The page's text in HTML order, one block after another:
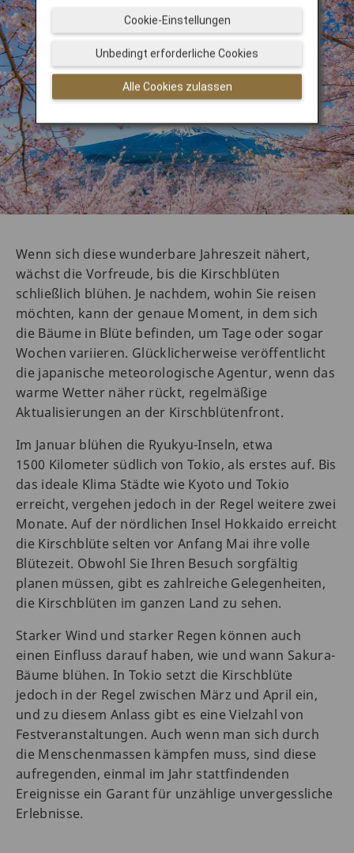
Wenn sich diese wunderbare Jahreszeit nähert,
wächst die Vorfreude, bis die Kirschblüten
schließlich blühen. Je nachdem, wohin Sie reisen
möchten, kann der genaue Moment, in dem sich
die Bäume in Blüte befinden, um Tage oder sogar
Wochen variieren. Glücklicherweise veröffentlicht
die japanische meteorologische Agentur, wenn das
warme Wetter näher rückt, regelmäßige
Aktualisierungen an der Kirschblütenfront.
Im Januar blühen die Ryukyu-Inseln, etwa
1500 Kilometer südlich von Tokio, als erstes auf. Bis
das ideale Klima Städte wie Kyoto und Tokio
erreicht, vergehen jedoch in der Regel weitere zwei
Monate. Auf der nördlichen Insel Hokkaido erreicht
die Kirschblüte selten vor Anfang Mai ihre volle
Blütezeit. Obwohl Sie Ihren Besuch sorgfältig
planen müssen, gibt es zahlreiche Gelegenheiten,
die Kirschblüten im ganzen Land zu sehen.
Starker Wind und starker Regen können auch
einen Einfluss darauf haben, wie und wann Sakura-
Bäume blühen. In Tokio setzt die Kirschblüte
jedoch in der Regel zwischen März und April ein,
und zu diesem Anlass gibt es eine Vielzahl von
Festveranstaltungen. Auch wenn man sich durch
die Menschenmassen kämpfen muss, sind diese
aufregenden, einmal im Jahr stattfindenden
Ereignisse ein Garant für unzählige unvergessliche
Erlebnisse.
Alle Cookies zulassen
Unbedingt erforderliche Cookies
Cookie-Einstellungen